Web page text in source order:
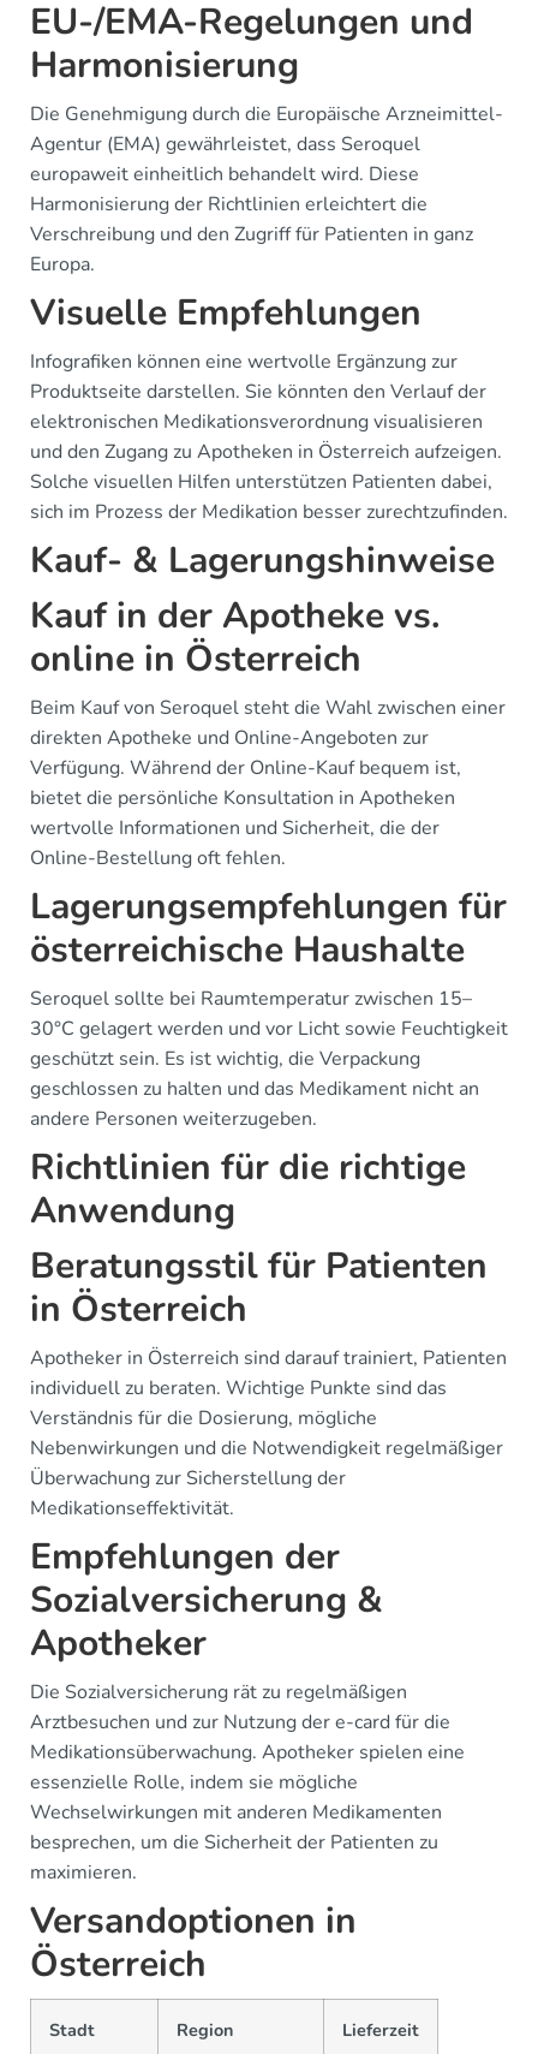
EU-/EMA-Regelungen und
Harmonisierung
Die Genehmigung durch die Europäische Arzneimittel-
Agentur (EMA) gewährleistet, dass Seroquel
europaweit einheitlich behandelt wird. Diese
Harmonisierung der Richtlinien erleichtert die
Verschreibung und den Zugriff für Patienten in ganz
Europa.
Visuelle Empfehlungen
Infografiken können eine wertvolle Ergänzung zur
Produktseite darstellen. Sie könnten den Verlauf der
elektronischen Medikationsverordnung visualisieren
und den Zugang zu Apotheken in Österreich aufzeigen.
Solche visuellen Hilfen unterstützen Patienten dabei,
sich im Prozess der Medikation besser zurechtzufinden.
Kauf- & Lagerungshinweise
Kauf in der Apotheke vs.
online in Österreich
Beim Kauf von Seroquel steht die Wahl zwischen einer
direkten Apotheke und Online-Angeboten zur
Verfügung. Während der Online-Kauf bequem ist,
bietet die persönliche Konsultation in Apotheken
wertvolle Informationen und Sicherheit, die der
Online-Bestellung oft fehlen.
Lagerungsempfehlungen für
österreichische Haushalte
Seroquel sollte bei Raumtemperatur zwischen 15–
30°C gelagert werden und vor Licht sowie Feuchtigkeit
geschützt sein. Es ist wichtig, die Verpackung
geschlossen zu halten und das Medikament nicht an
andere Personen weiterzugeben.
Richtlinien für die richtige
Anwendung
Beratungsstil für Patienten
in Österreich
Apotheker in Österreich sind darauf trainiert, Patienten
individuell zu beraten. Wichtige Punkte sind das
Verständnis für die Dosierung, mögliche
Nebenwirkungen und die Notwendigkeit regelmäßiger
Überwachung zur Sicherstellung der
Medikationseffektivität.
Empfehlungen der
Sozialversicherung &
Apotheker
Die Sozialversicherung rät zu regelmäßigen
Arztbesuchen und zur Nutzung der e-card für die
Medikationsüberwachung. Apotheker spielen eine
essenzielle Rolle, indem sie mögliche
Wechselwirkungen mit anderen Medikamenten
besprechen, um die Sicherheit der Patienten zu
maximieren.
Versandoptionen in
Österreich
Stadt Region Lieferzeit